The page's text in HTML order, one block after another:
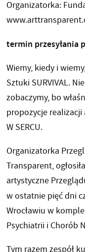
Organizatorka:
termin przesyłania
Wiemy, kiedy i
Sztuki SURVIVAL.
zobaczymy, bo
propozycje realizacji
W SERCU.
Organizatorka
Transparent,
artystyczne
w ostatnie pięć dni
Wrocławiu w
Psychiatrii i Chorób
Tym razem zespół